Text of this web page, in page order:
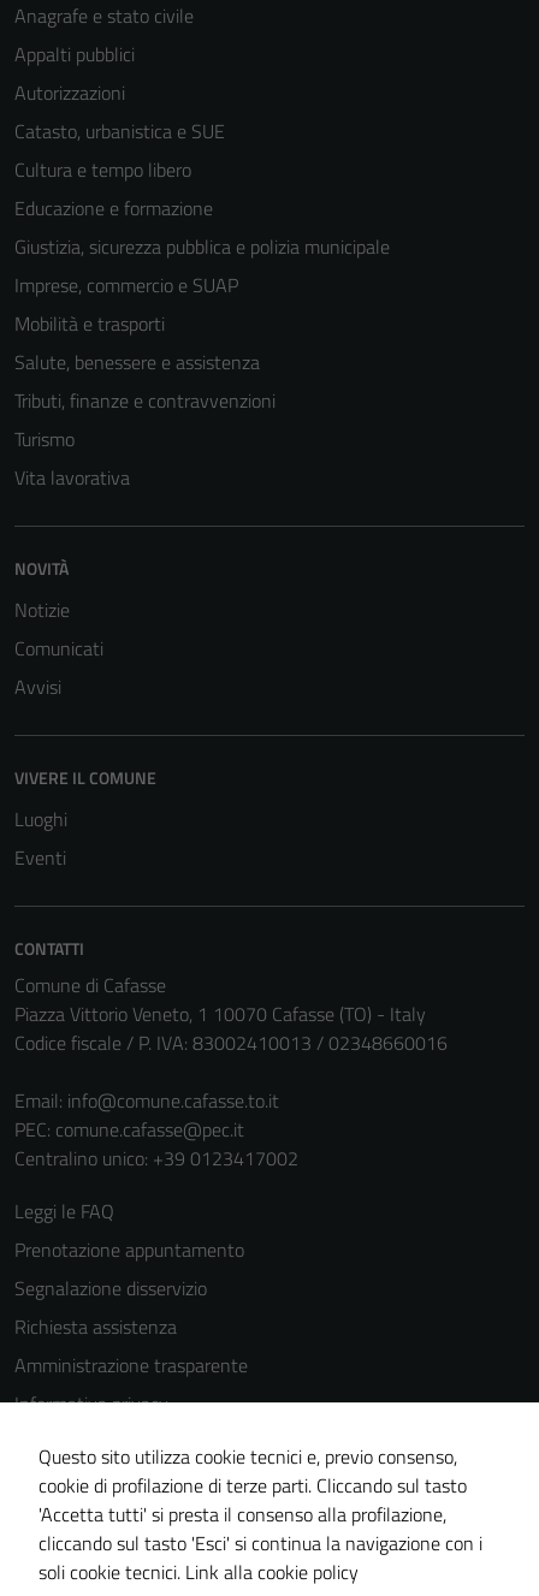
Anagrafe e stato civile
Appalti pubblici
Autorizzazioni
Catasto, urbanistica e SUE
Cultura e tempo libero
Educazione e formazione
Giustizia, sicurezza pubblica e polizia municipale
Imprese, commercio e SUAP
Mobilità e trasporti
Salute, benessere e assistenza
Tributi, finanze e contravvenzioni
Turismo
Vita lavorativa
NOVITÀ
Notizie
Comunicati
Avvisi
VIVERE IL COMUNE
Luoghi
Eventi
CONTATTI
Comune di Cafasse
Piazza Vittorio Veneto, 1 10070 Cafasse (TO) - Italy
Codice fiscale / P. IVA: 83002410013 / 02348660016
Email: info@comune.cafasse.to.it
PEC: comune.cafasse@pec.it
Centralino unico: +39 0123417002
Leggi le FAQ
Prenotazione appuntamento
Segnalazione disservizio
Richiesta assistenza
Amministrazione trasparente
Informativa privacy
Cookie Policy
Note legali
Dichiarazione di accessibilità
Piano di miglioramento del sito
Questo sito utilizza cookie tecnici e, previo consenso,
cookie di profilazione di terze parti. Cliccando sul tasto
'Accetta tutti' si presta il consenso alla profilazione,
cliccando sul tasto 'Esci' si continua la navigazione con i
soli cookie tecnici. Link alla cookie policy